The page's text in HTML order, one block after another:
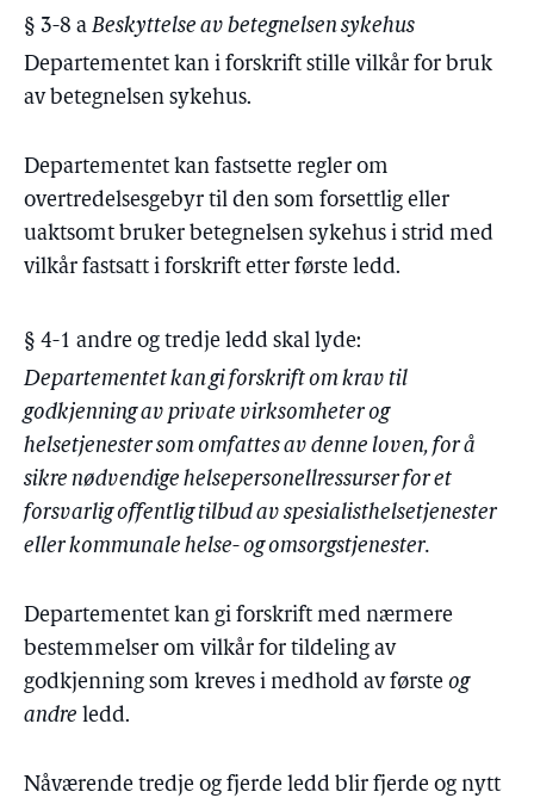
§ 3-8 a Beskyttelse av betegnelsen sykehus
Departementet kan i forskrift stille vilkår for bruk
av betegnelsen sykehus.
Departementet kan fastsette regler om
overtredelsesgebyr til den som forsettlig eller
uaktsomt bruker betegnelsen sykehus i strid med
vilkår fastsatt i forskrift etter første ledd.
§ 4-1 andre og tredje ledd skal lyde:
Departementet kan gi forskrift om krav til
godkjenning av private virksomheter og
helsetjenester som omfattes av denne loven, for å
sikre nødvendige helsepersonellressurser for et
forsvarlig offentlig tilbud av spesialisthelsetjenester
eller kommunale helse- og omsorgstjenester.
Departementet kan gi forskrift med nærmere
bestemmelser om vilkår for tildeling av
godkjenning som kreves i medhold av første og
andre ledd.
Nåværende tredje og fjerde ledd blir fjerde og nytt